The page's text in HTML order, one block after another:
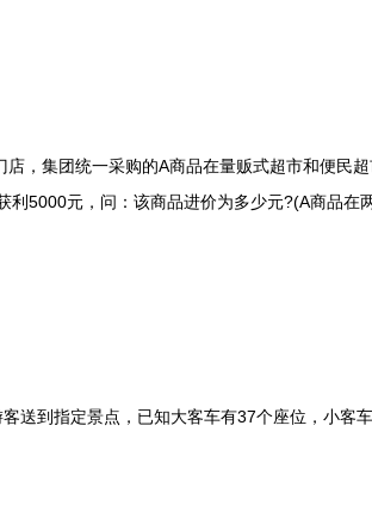
，集团统一采购的A商品在量贩式超市和便民
5000元，问：该商品进价为多少元?(A商品在
到指定景点，已知大客车有37个座位，小客车